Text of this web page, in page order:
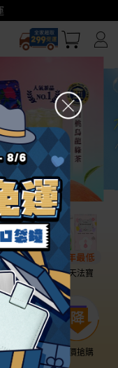
GO~
上折超划算
提案 雨天法寶
饋 降價搶購